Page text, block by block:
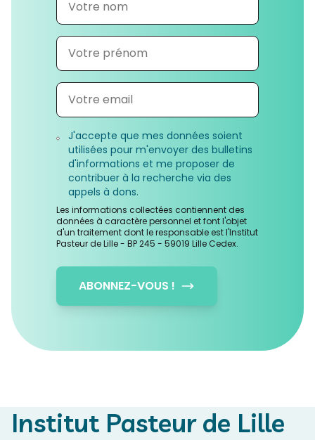
J'accepte que mes données soient
utilisées pour m'envoyer des bulletins
d'informations et me proposer de
contribuer à la recherche via des
appels à dons.
Les informations collectées contiennent des
données à caractère personnel et font l'objet
d'un traitement dont le responsable est l'Institut
Pasteur de Lille - BP 245 - 59019 Lille Cedex.
ABONNEZ-VOUS !
Institut Pasteur de Lille